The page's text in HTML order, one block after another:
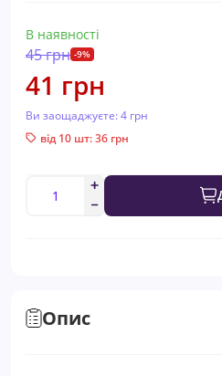
В наявності
45 грн -9%
41 грн
Ви заощаджуєте:4 грн
від 10 шт: 36 грн
Опис